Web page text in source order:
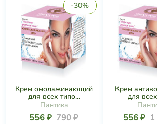
-30%
Крем омолаживающий
для всех типо...
Пантика
556 ₽ 790 ₽
Крем
для
556 ₽ 1